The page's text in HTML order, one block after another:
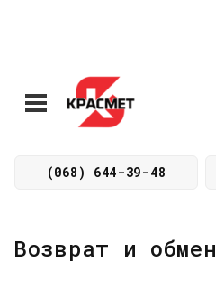
(068) 644-39-48
Возврат и обмен